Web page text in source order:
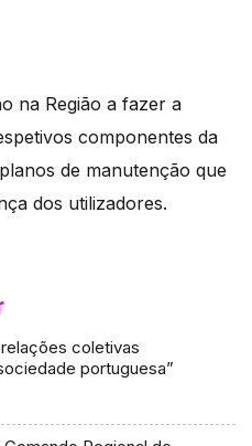
na Região a fazer a
componentes da
de manutenção que
dos utilizadores.
coletivas
portuguesa”